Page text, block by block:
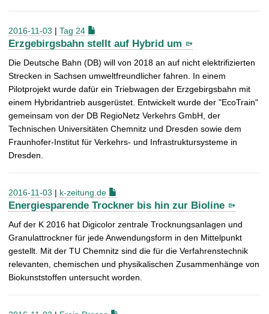
2016-11-03 | Tag 24
Erzgebirgsbahn stellt auf Hybrid um
Die Deutsche Bahn (DB) will von 2018 an auf nicht elektrifizierten
Strecken in Sachsen umweltfreundlicher fahren. In einem
Pilotprojekt wurde dafür ein Triebwagen der Erzgebirgsbahn mit
einem Hybridantrieb ausgerüstet. Entwickelt wurde der "EcoTrain"
gemeinsam von der DB RegioNetz Verkehrs GmbH, der
Technischen Universitäten Chemnitz und Dresden sowie dem
Fraunhofer-Institut für Verkehrs- und Infrastruktursysteme in
Dresden.
2016-11-03 | k-zeitung.de
Energiesparende Trockner bis hin zur Bioline
Auf der K 2016 hat Digicolor zentrale Trocknungsanlagen und
Granulattrockner für jede Anwendungsform in den Mittelpunkt
gestellt. Mit der TU Chemnitz sind die für die Verfahrenstechnik
relevanten, chemischen und physikalischen Zusammenhänge von
Biokunststoffen untersucht worden.